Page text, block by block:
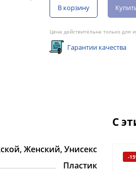
В корзину
Цена действительна только для
Гарантии качества
Женский, Унисекс
Пластик
С
-